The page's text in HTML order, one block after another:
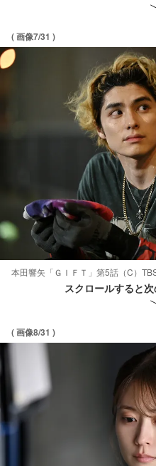
( 画像7/31 )
本田響矢「ＧＩＦＴ」第5話（C）
スクロールすると
( 画像8/31 )